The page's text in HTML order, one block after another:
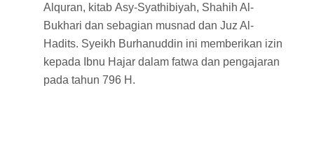
Alquran, kitab Asy-Syathibiyah, Shahih Al-
Bukhari dan sebagian musnad dan Juz Al-
Hadits. Syeikh Burhanuddin ini memberikan izin
kepada Ibnu Hajar dalam fatwa dan pengajaran
pada tahun 796 H.